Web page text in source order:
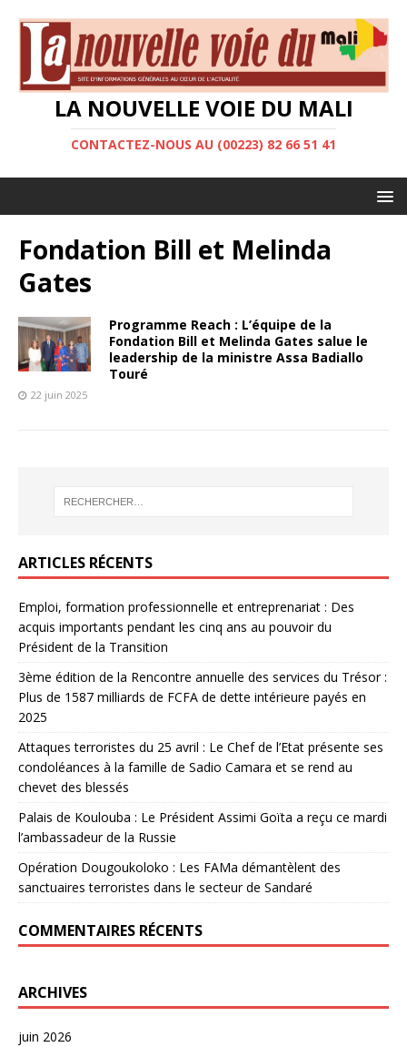
LA NOUVELLE VOIE DU MALI
CONTACTEZ-NOUS AU (00223) 82 66 51 41
Fondation Bill et Melinda
Gates
Programme Reach : L’équipe de la
Fondation Bill et Melinda Gates salue le
leadership de la ministre Assa Badiallo
Touré
22 juin 2025
ARTICLES RÉCENTS
Emploi, formation professionnelle et entreprenariat : Des
acquis importants pendant les cinq ans au pouvoir du
Président de la Transition
3ème édition de la Rencontre annuelle des services du Trésor :
Plus de 1587 milliards de FCFA de dette intérieure payés en
2025
Attaques terroristes du 25 avril : Le Chef de l’Etat présente ses
condoléances à la famille de Sadio Camara et se rend au
chevet des blessés
Palais de Koulouba : Le Président Assimi Goïta a reçu ce mardi
l’ambassadeur de la Russie
Opération Dougoukoloko : Les FAMa démantèlent des
sanctuaires terroristes dans le secteur de Sandaré
COMMENTAIRES RÉCENTS
ARCHIVES
juin 2026